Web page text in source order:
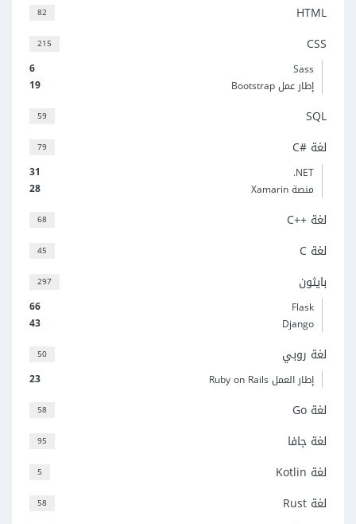
82 HTML
215 CSS
6
Sass
19
إطار عمل Bootstrap
59 SQL
79 لغة C#‎
31
‎.NET
28
منصة Xamarin
68 لغة C++‎
45 لغة C
297 بايثون
66
Flask
43
Django
50 لغة روبي
23 إطار العمل Ruby on Rails
58 لغة Go
95 لغة جافا
5 لغة Kotlin
58 لغة Rust